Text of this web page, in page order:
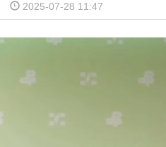
2025-07-28 11:47